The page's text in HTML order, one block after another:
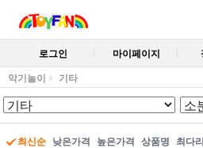
로그인 마이페이지
악기놀이 기타
최신순 낮은가격 높은가격 상품명 최다